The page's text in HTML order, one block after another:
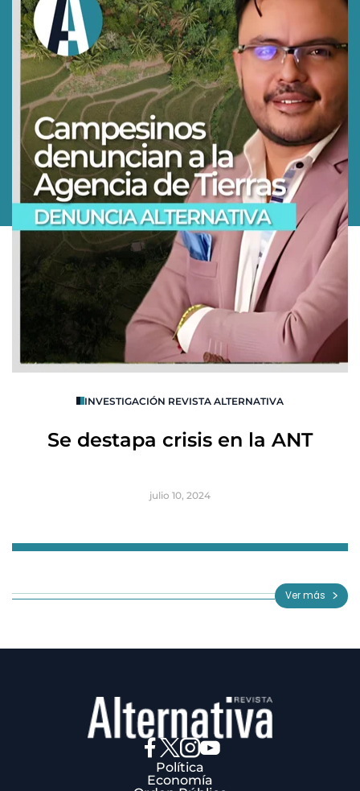
INVESTIGACIÓN REVISTA ALTERNATIVA
Se destapa crisis en la ANT
julio 10, 2024
3
Ver más
Política
Economía